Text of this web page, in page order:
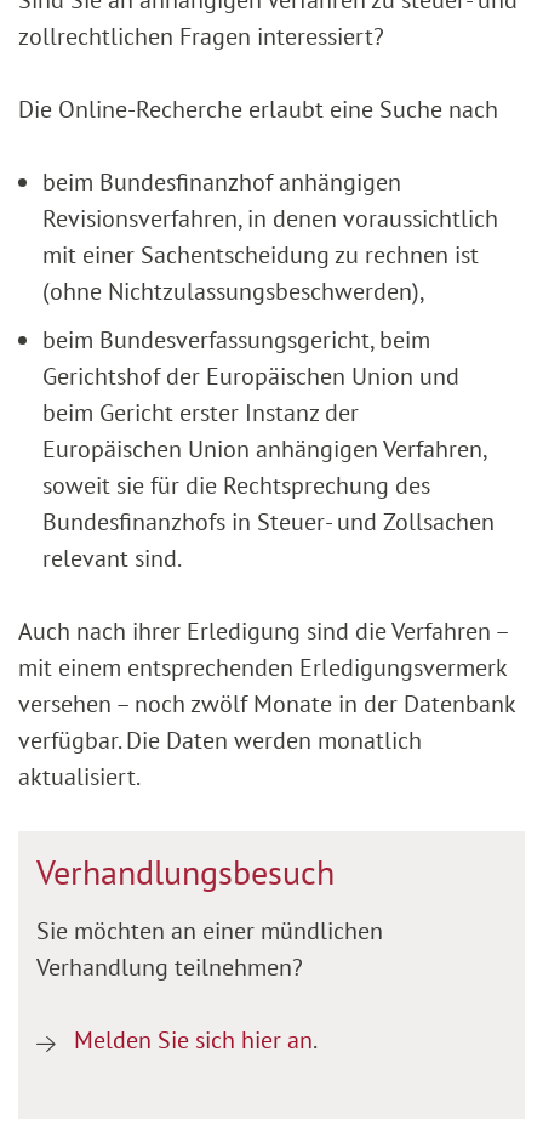
zollrechtlichen Fragen interessiert?
Die Online-Recherche erlaubt eine Suche nach
beim Bundesfinanzhof anhängigen
Revisionsverfahren, in denen voraussichtlich
mit einer Sachentscheidung zu rechnen ist
(ohne Nichtzulassungsbeschwerden),
beim Bundesverfassungsgericht, beim
Gerichtshof der Europäischen Union und
beim Gericht erster Instanz der
Europäischen Union anhängigen Verfahren,
soweit sie für die Rechtsprechung des
Bundesfinanzhofs in Steuer- und Zollsachen
relevant sind.
Auch nach ihrer Erledigung sind die Verfahren –
mit einem entsprechenden Erledigungsvermerk
versehen – noch zwölf Monate in der Datenbank
verfügbar. Die Daten werden monatlich
aktualisiert.
Verhandlungsbesuch
Sie möchten an einer mündlichen
Verhandlung teilnehmen?
Melden Sie sich hier an.